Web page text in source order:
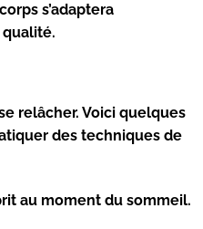
s’adaptera
.
relâcher. Voici quelques
des techniques de
au moment du sommeil.